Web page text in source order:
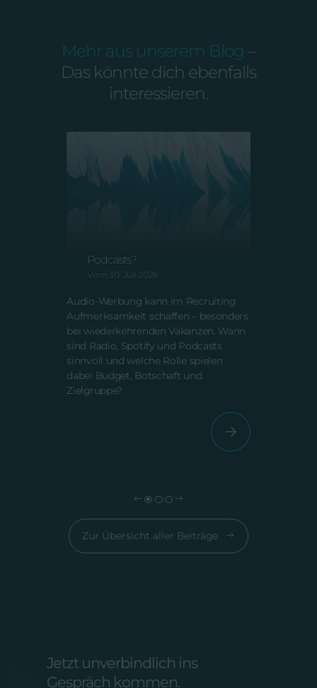
Mehr aus unserem Blog –
Das könnte dich ebenfalls
interessieren.
Podcasts?
Vom 30. Juli 2026
Audio-Werbung kann im Recruiting
Aufmerksamkeit schaffen – besonders
bei wiederkehrenden Vakanzen. Wann
sind Radio, Spotify und Podcasts
sinnvoll und welche Rolle spielen
dabei Budget, Botschaft und
Zielgruppe?
Zur Übersicht aller Beiträge
Jetzt unverbindlich ins
Gespräch kommen.